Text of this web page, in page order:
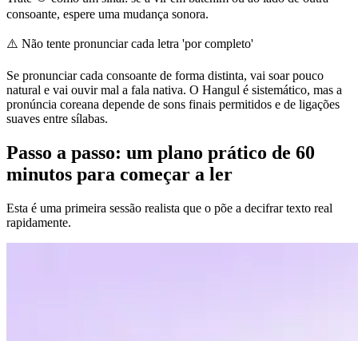
consoante, espere uma mudança sonora.
⚠️ Não tente pronunciar cada letra 'por completo'
Se pronunciar cada consoante de forma distinta, vai soar pouco
natural e vai ouvir mal a fala nativa. O Hangul é sistemático, mas a
pronúncia coreana depende de sons finais permitidos e de ligações
suaves entre sílabas.
Passo a passo: um plano prático de 60
minutos para começar a ler
Esta é uma primeira sessão realista que o põe a decifrar texto real
rapidamente.